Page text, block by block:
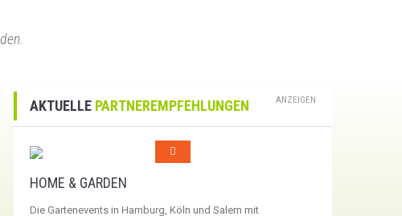
AKTUELLE PARTNEREMPFEHLUNGEN ANZEIGEN
HOME & GARDEN
Die Gartenevents in Hamburg, Köln und Salem mit